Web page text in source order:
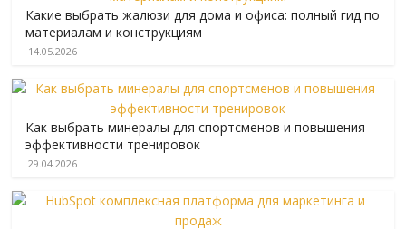
Какие выбрать жалюзи для дома и офиса: полный гид по
материалам и конструкциям
14.05.2026
Как выбрать минералы для спортсменов и повышения
эффективности тренировок
29.04.2026